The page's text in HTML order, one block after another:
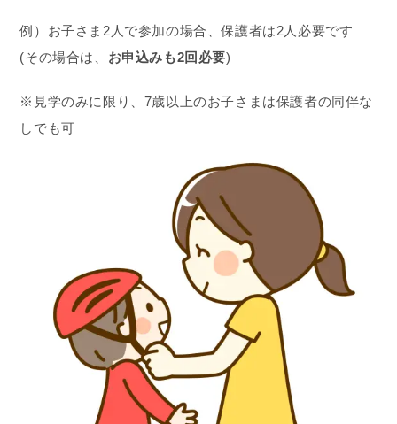
例）お子さま2人で参加の場合、保護者は2人必要です
(その場合は、 お申込みも2回必要)
※見学のみに限り、7歳以上のお子さまは保護者の同伴な
しでも可